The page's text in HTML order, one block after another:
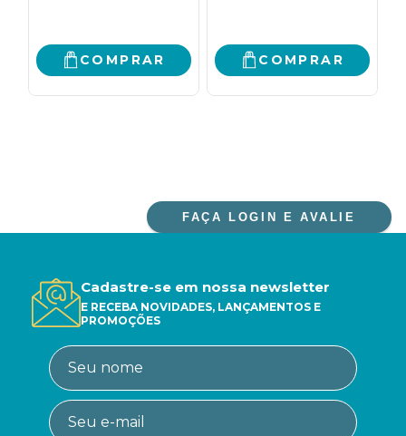
COMPRAR COMPRAR
FAÇA LOGIN E AVALIE
Cadastre-se em nossa newsletter
E RECEBA NOVIDADES, LANÇAMENTOS E
PROMOÇÕES